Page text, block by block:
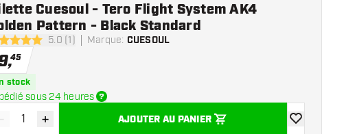
de notation
5.0 (1) Marque: CUESOUL
Cuesoul - Tero Flight System AK4
Pattern - Black Standard
,45
stock
sous 24 heures
Diminuer la quantité
- Augmenter la quantité
+ AJOUTER AU PANIER
ajouter à la